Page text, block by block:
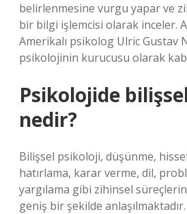
belirlenmesine vurgu yapar ve
bir bilgi işlemcisi olarak inceler.
Amerikalı psikolog Ulric Gustav
psikolojinin kurucusu olarak
Psikolojide
nedir?
Bilişsel psikoloji, düşünme,
hatırlama, karar verme, dil,
yargılama gibi zihinsel
geniş bir şekilde